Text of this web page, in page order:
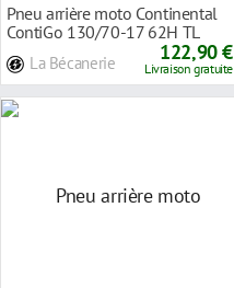
Pneu arrière moto Continental
ContiGo 130/70-17 62H TL
La Bécanerie 122,90 €
Livraison gratuite